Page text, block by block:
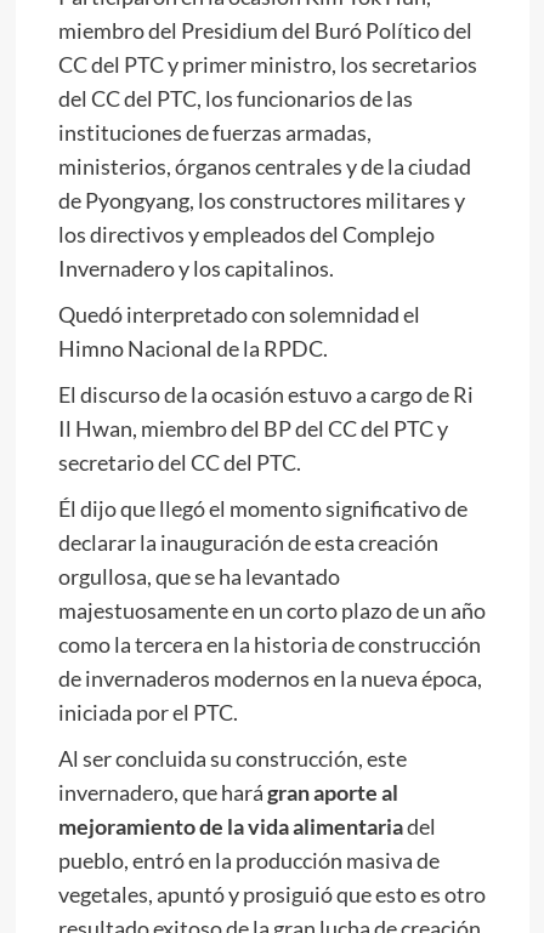
miembro del Presidium del Buró Político del
CC del PTC y primer ministro, los secretarios
del CC del PTC, los funcionarios de las
instituciones de fuerzas armadas,
ministerios, órganos centrales y de la ciudad
de Pyongyang, los constructores militares y
los directivos y empleados del Complejo
Invernadero y los capitalinos.
Quedó interpretado con solemnidad el
Himno Nacional de la RPDC.
El discurso de la ocasión estuvo a cargo de Ri
Il Hwan, miembro del BP del CC del PTC y
secretario del CC del PTC.
Él dijo que llegó el momento significativo de
declarar la inauguración de esta creación
orgullosa, que se ha levantado
majestuosamente en un corto plazo de un año
como la tercera en la historia de construcción
de invernaderos modernos en la nueva época,
iniciada por el PTC.
Al ser concluida su construcción, este
invernadero, que harágran aporte al
mejoramiento de la vida alimentariadel
pueblo, entró en la producción masiva de
vegetales, apuntó y prosiguió que esto es otro